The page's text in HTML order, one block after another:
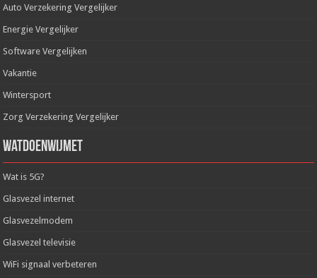
Auto Verzekering Vergelijker
Energie Vergelijker
Software Vergelijken
Vakantie
Wintersport
Zorg Verzekering Vergelijker
WatDoenWijMet
Wat is 5G?
Glasvezel internet
Glasvezelmodem
Glasvezel televisie
WiFi signaal verbeteren